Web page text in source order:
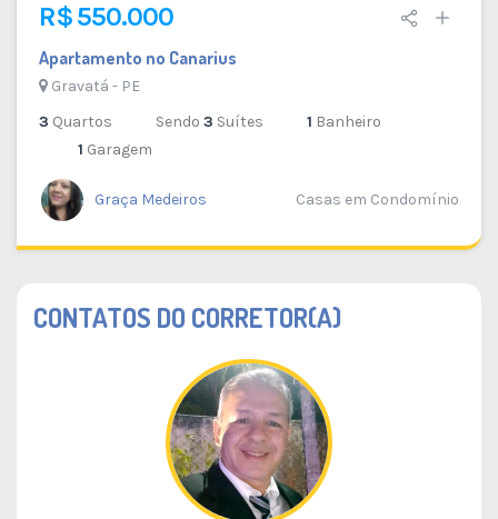
R$ 550.000
Apartamento no Canarius
Gravatá - PE
3 Quartos Sendo 3 Suítes 1 Banheiro
1 Garagem
Graça Medeiros Casas em Condomínio
CONTATOS DO CORRETOR(A)